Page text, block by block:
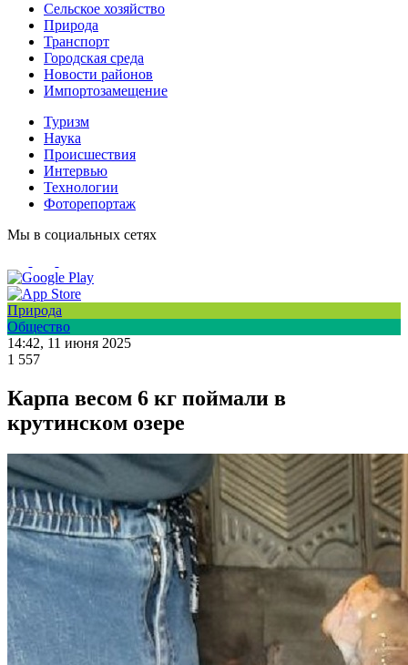
Сельское хозяйство
Природа
Транспорт
Городская среда
Новости районов
Импортозамещение
Туризм
Наука
Происшествия
Интервью
Технологии
Фоторепортаж
Мы в социальных сетях
Природа
Общество
14:42, 11 июня 2025
1 557
Карпа весом 6 кг поймали в
крутинском озере